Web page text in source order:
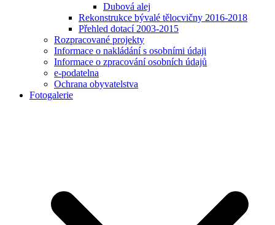
Dubová alej
Rekonstrukce bývalé tělocvičny 2016-2018
Přehled dotací 2003-2015
Rozpracované projekty
Informace o nakládání s osobními údaji
Informace o zpracování osobních údajů
e-podatelna
Ochrana obyvatelstva
Fotogalerie